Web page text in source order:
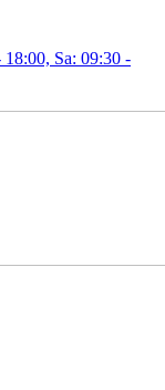
Sa: 09:30 -